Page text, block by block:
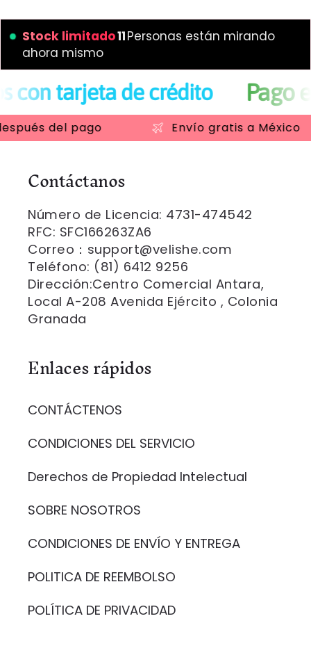
Stock limitado11Personas están mirando
ahora mismo
de crédito Pago en
del pago Envío gratis a México
Contáctanos
Número de Licencia: 4731-474542
RFC: SFC166263ZA6
Correo：support@velishe.com
Teléfono: (81) 6412 9256
Dirección:Centro Comercial Antara,
Local A-208 Avenida Ejército , Colonia
Granada
Enlaces rápidos
CONTÁCTENOS
CONDICIONES DEL SERVICIO
Derechos de Propiedad Intelectual
SOBRE NOSOTROS
CONDICIONES DE ENVÍO Y ENTREGA
POLITICA DE REEMBOLSO
POLÍTICA DE PRIVACIDAD